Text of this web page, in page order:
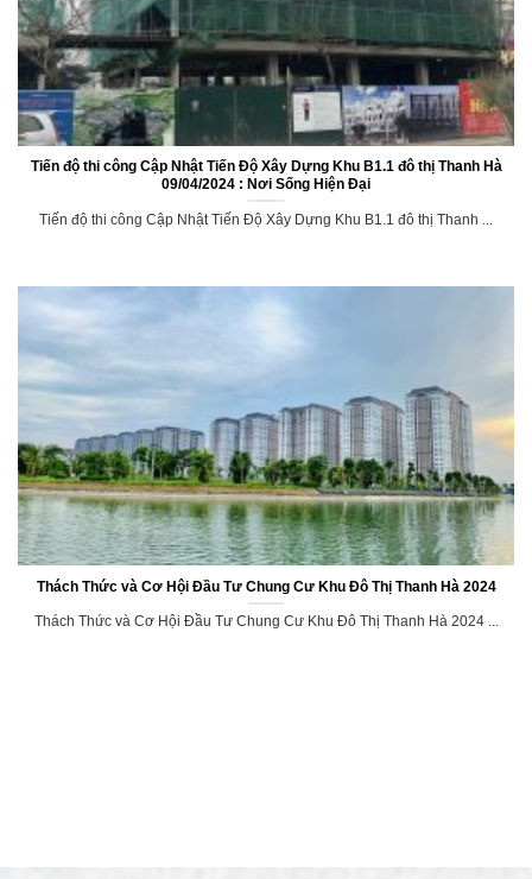
Tiến độ thi công Cập Nhật Tiến Độ Xây Dựng Khu B1.1 đô thị Thanh Hà
09/04/2024 : Nơi Sống Hiện Đại
Tiến độ thi công Cập Nhật Tiến Độ Xây Dựng Khu B1.1 đô thị Thanh ...
Thách Thức và Cơ Hội Đầu Tư Chung Cư Khu Đô Thị Thanh Hà 2024
Thách Thức và Cơ Hội Đầu Tư Chung Cư Khu Đô Thị Thanh Hà 2024 ...